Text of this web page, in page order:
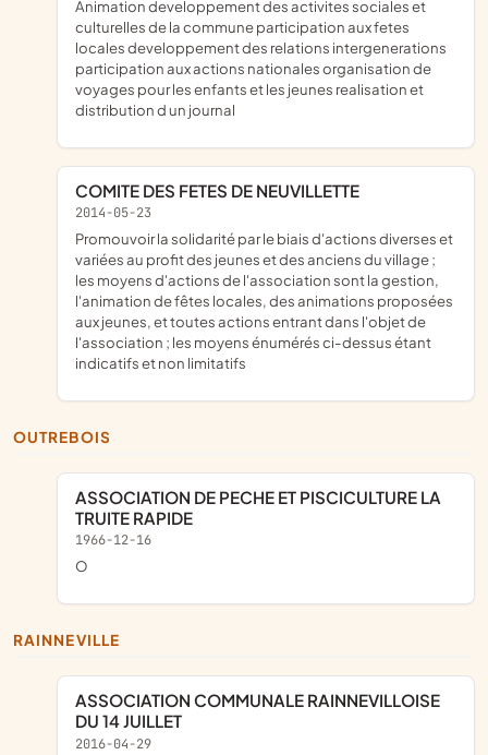
animation developpement des activites sociales et
culturelles de la commune participation aux fetes
locales developpement des relations intergenerations
participation aux actions nationales organisation de
voyages pour les enfants et les jeunes realisation et
distribution d un journal
COMITE DES FETES DE NEUVILLETTE
2014-05-23
promouvoir la solidarité par le biais d'actions diverses et
variées au profit des jeunes et des anciens du village ;
les moyens d'actions de l'association sont la gestion,
l'animation de fêtes locales, des animations proposées
aux jeunes, et toutes actions entrant dans l'objet de
l'association ; les moyens énumérés ci-dessus étant
indicatifs et non limitatifs
OUTREBOIS
ASSOCIATION DE PECHE ET PISCICULTURE LA
TRUITE RAPIDE
1966-12-16
o
RAINNEVILLE
ASSOCIATION COMMUNALE RAINNEVILLOISE
DU 14 JUILLET
2016-04-29